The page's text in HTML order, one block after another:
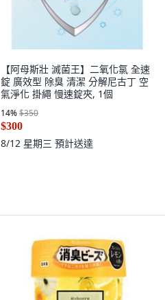
【阿母斯壯 滅菌王】二氧化氯 全速
錠 廣效型 除臭 清潔 分解尼古丁 空
氣淨化 掛繩 慢速錠夾, 1個
14%$350
$300
8/12 星期三 預計送達